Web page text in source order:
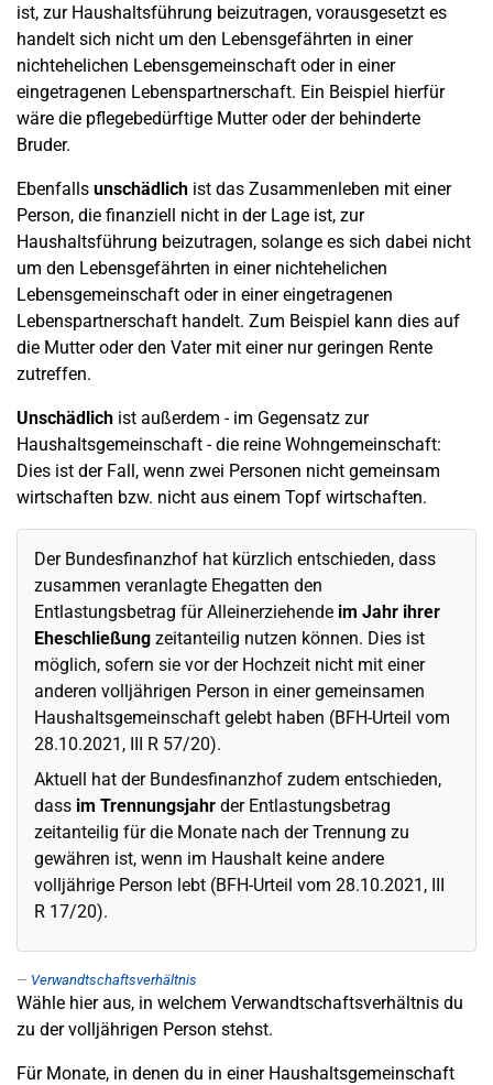
ist, zur Haushaltsführung beizutragen, vorausgesetzt es
handelt sich nicht um den Lebensgefährten in einer
nichtehelichen Lebensgemeinschaft oder in einer
eingetragenen Lebenspartnerschaft. Ein Beispiel hierfür
wäre die pflegebedürftige Mutter oder der behinderte
Bruder.
Ebenfalls unschädlich ist das Zusammenleben mit einer
Person, die finanziell nicht in der Lage ist, zur
Haushaltsführung beizutragen, solange es sich dabei nicht
um den Lebensgefährten in einer nichtehelichen
Lebensgemeinschaft oder in einer eingetragenen
Lebenspartnerschaft handelt. Zum Beispiel kann dies auf
die Mutter oder den Vater mit einer nur geringen Rente
zutreffen.
Unschädlich ist außerdem - im Gegensatz zur
Haushaltsgemeinschaft - die reine Wohngemeinschaft:
Dies ist der Fall, wenn zwei Personen nicht gemeinsam
wirtschaften bzw. nicht aus einem Topf wirtschaften.
Der Bundesfinanzhof hat kürzlich entschieden, dass
zusammen veranlagte Ehegatten den
Entlastungsbetrag für Alleinerziehende im Jahr ihrer
Eheschließung zeitanteilig nutzen können. Dies ist
möglich, sofern sie vor der Hochzeit nicht mit einer
anderen volljährigen Person in einer gemeinsamen
Haushaltsgemeinschaft gelebt haben (BFH-Urteil vom
28.10.2021, III R 57/20).
Aktuell hat der Bundesfinanzhof zudem entschieden,
dass im Trennungsjahr der Entlastungsbetrag
zeitanteilig für die Monate nach der Trennung zu
gewähren ist, wenn im Haushalt keine andere
volljährige Person lebt (BFH-Urteil vom 28.10.2021, III
R 17/20).
Verwandtschaftsverhältnis
Wähle hier aus, in welchem Verwandtschaftsverhältnis du
zu der volljährigen Person stehst.
Für Monate, in denen du in einer Haushaltsgemeinschaft